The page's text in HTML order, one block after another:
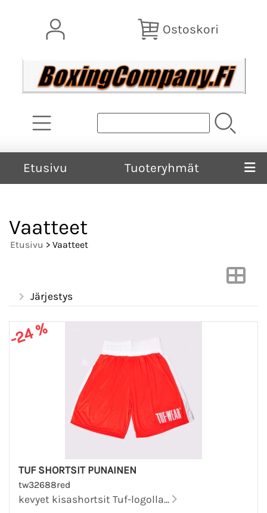
Ostoskori
Etusivu Tuoteryhmät
Vaatteet
Etusivu > Vaatteet
Järjestys
-24 %
TUF SHORTSIT PUNAINEN
tw32688red
kevyet kisashortsit Tuf-logolla...